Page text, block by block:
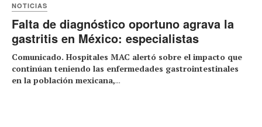
NOTICIAS
Falta de diagnóstico oportuno agrava la
gastritis en México: especialistas
Comunicado. Hospitales MAC alertó sobre el impacto que
continúan teniendo las enfermedades gastrointestinales
en la población mexicana,...